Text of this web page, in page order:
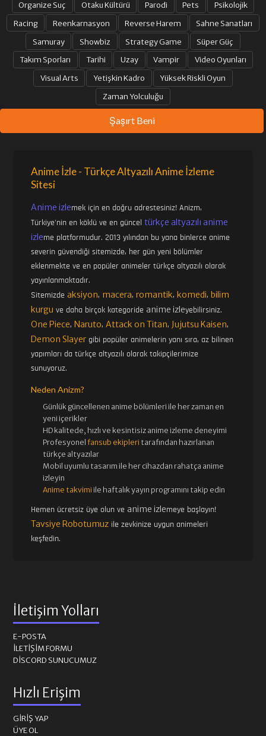
30. BÖLÜM 31. BÖLÜM
32. BÖLÜM 33. BÖLÜM
35. BÖLÜM
38. BÖLÜM
Organize Suç Otaku Kültürü Parodi Pets
Psikolojik
Racing
Reenkarnasyon Reverse Harem
Sahne Sanatları
Samuray
Showbiz Strategy Game
Süper Güç
Takım Sporları
Tarihi Uzay Vampir
Video Oyunları
Visual Arts
Yetişkin Kadro
Yüksek Riskli Oyun
Zaman Yolculuğu
Şaşırt Beni
Anime İzle - Türkçe Altyazılı Anime İzleme
Sitesi
Anime izlemek için en doğru adrestesiniz! Anizm,
Türkiye'nin en köklü ve en günceltürkçe altyazılı anime
izleme platformudur. 2013 yılından bu yana binlerce anime
severin güvendiği sitemizde, her gün yeni bölümler
eklenmekte ve en popüler animeler türkçe altyazılı olarak
yayınlanmaktadır.
Sitemizdeaksiyon, macera,romantik, komedi, bilim
kurgu ve daha birçok kategoride anime izleyebilirsiniz.
One Piece, Naruto,Attack on Titan, Jujutsu Kaisen,
Demon Slayer gibi popüler animelerin yanı sıra, az bilinen
yapımları da türkçe altyazılı olarak takipçilerimize
sunuyoruz.
Neden Anizm?
Günlük güncellenen anime bölümleri ile her zaman en
yeni içerikler
HD kalitede, hızlı ve kesintisiz anime izleme deneyimi
Profesyonelfansub ekipleri tarafından hazırlanan
türkçe altyazılar
Mobil uyumlu tasarım ile her cihazdan rahatça anime
izleyin
Anime takvimi ile haftalık yayın programını takip edin
Hemen ücretsiz üye olun ve anime izlemeye başlayın!
Tavsiye Robotumuz ile zevkinize uygun animeleri
keşfedin.
İletişim Yolları
E-POSTA
İLETIŞIM FORMU
DISCORD SUNUCUMUZ
Hızlı Erişim
GIRIŞ YAP
ÜYE OL